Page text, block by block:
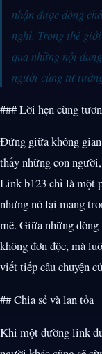
nhận được dòng
nghỉ. Trong thế
qua những nội
người cùng tư
### Lời hẹn cùng
Đứng giữa không
thấy những con
Link b123 chỉ là một
nhưng nó lại mang
mê. Giữa những
không đơn độc, mà
viết tiếp câu chuyện
## Chia sẻ và lan tỏa
Khi một đường link